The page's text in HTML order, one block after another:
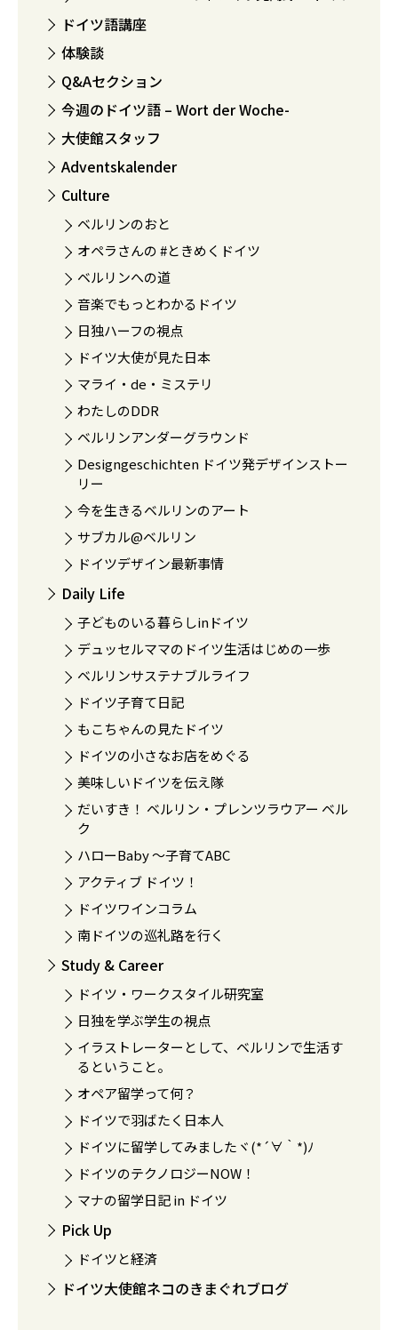
ドイツ語講座
体験談
Q&Aセクション
今週のドイツ語 – Wort der Woche-
大使館スタッフ
Adventskalender
Culture
ベルリンのおと
オペラさんの #ときめくドイツ
ベルリンへの道
音楽でもっとわかるドイツ
日独ハーフの視点
ドイツ大使が見た日本
マライ・de・ミステリ
わたしのDDR
ベルリンアンダーグラウンド
Designgeschichten ドイツ発デザインストー
リー
今を生きるベルリンのアート
サブカル@ベルリン
ドイツデザイン最新事情
Daily Life
子どものいる暮らしinドイツ
デュッセルママのドイツ生活はじめの一歩
ベルリンサステナブルライフ
ドイツ子育て日記
もこちゃんの見たドイツ
ドイツの小さなお店をめぐる
美味しいドイツを伝え隊
だいすき！ ベルリン・プレンツラウアー ベル
ク
ハローBaby 〜子育てABC
アクティブ ドイツ！
ドイツワインコラム
南ドイツの巡礼路を行く
Study & Career
ドイツ・ワークスタイル研究室
日独を学ぶ学生の視点
イラストレーターとして、ベルリンで生活す
るということ。
オペア留学って何？
ドイツで羽ばたく日本人
ドイツに留学してみましたヾ(*´∀｀*)ﾉ
ドイツのテクノロジーNOW！
マナの留学日記 in ドイツ
Pick Up
ドイツと経済
ドイツ大使館ネコのきまぐれブログ